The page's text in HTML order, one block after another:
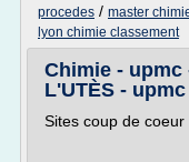
procedes / master
lyon chimie classement
Chimie - upmc
L'UTÈS - upmc
Sites coup de